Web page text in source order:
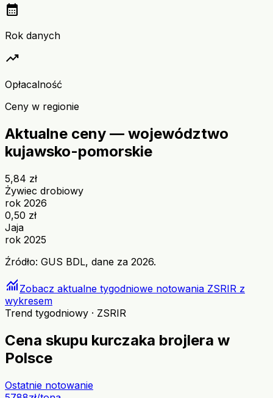
calendar_month
Rok danych
trending_up
Opłacalność
Ceny w regionie
Aktualne ceny — województwo
kujawsko-pomorskie
5,84 zł
Żywiec drobiowy
rok 2026
0,50 zł
Jaja
rok 2025
Źródło: GUS BDL, dane za 2026.
monitoring Zobacz aktualne tygodniowe notowania ZSRIR z
wykresem
Trend tygodniowy · ZSRIR
Cena skupu kurczaka brojlera w
Polsce
Ostatnie notowanie